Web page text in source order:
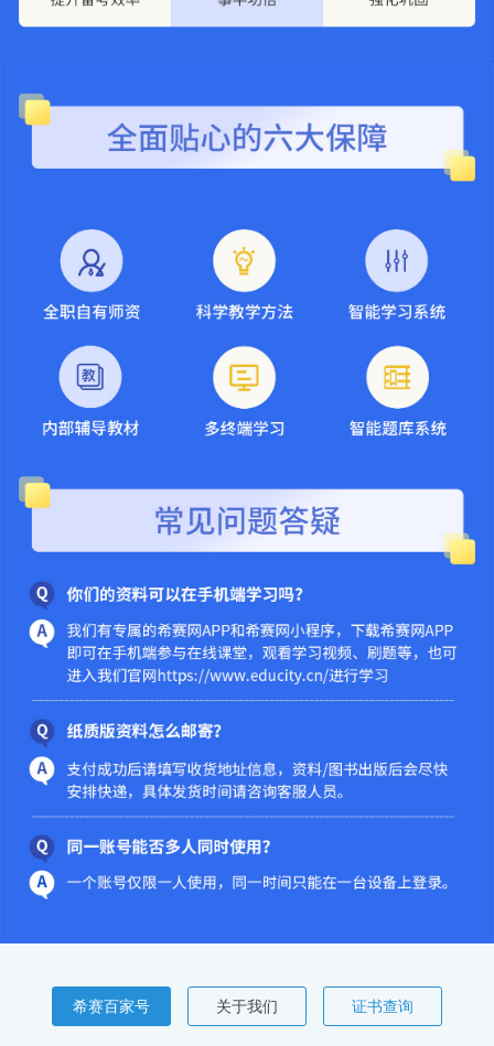
希赛百家号 关于我们 证书查询